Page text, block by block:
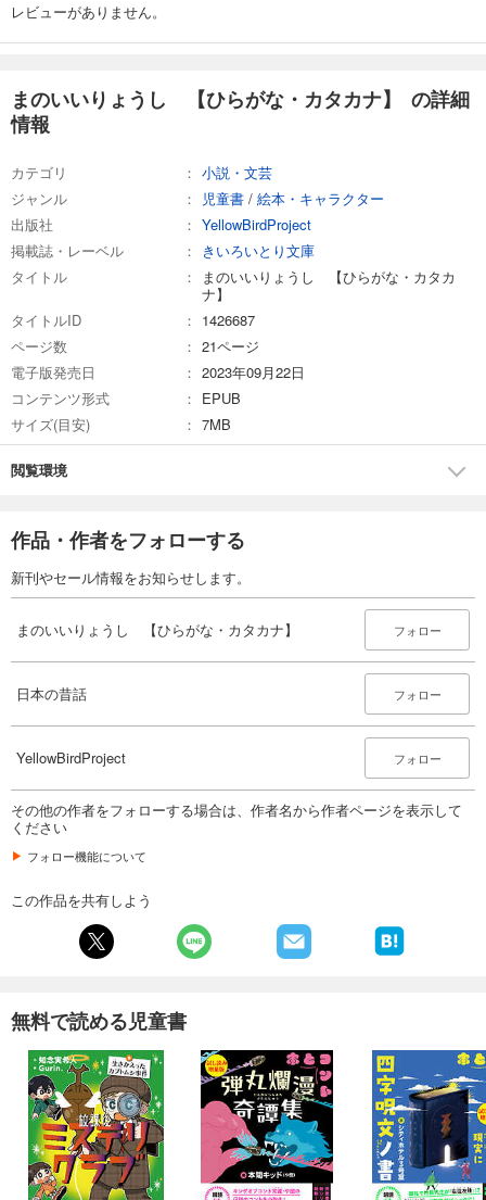
レビューがありません。
まのいいりょうし 【ひらがな・カタカナ】 の詳細
情報
カテゴリ
小説・文芸
ジャンル
児童書 / 絵本・キャラクター
出版社
YellowBirdProject
掲載誌・レーベル
きいろいとり文庫
タイトル
まのいいりょうし 【ひらがな・カタカ
ナ】
タイトルID
1426687
ページ数
21ページ
電子版発売日
2023年09月22日
コンテンツ形式
EPUB
サイズ(目安)
7MB
閲覧環境
作品・作者をフォローする
新刊やセール情報をお知らせします。
まのいいりょうし 【ひらがな・カタカナ】 フォロー
日本の昔話 フォロー
YellowBirdProject フォロー
その他の作者をフォローする場合は、作者名から作者ページを表示して
ください
フォロー機能について
この作品を共有しよう
無料で読める児童書